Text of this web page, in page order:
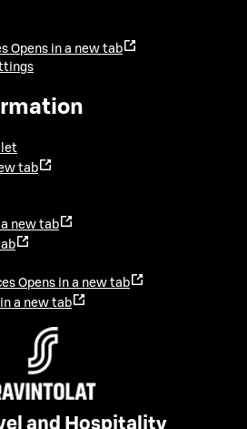
Opens in a new tab
tab
new tab
Opens in a new tab
a new tab
and Hospitality